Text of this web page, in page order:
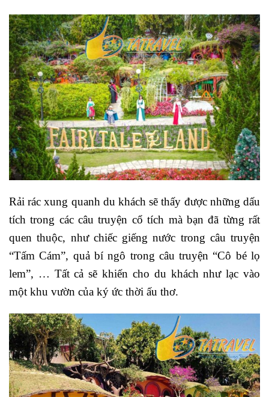
Rải rác xung quanh du khách sẽ thấy được những dấu
tích trong các câu truyện cổ tích mà bạn đã từng rất
quen thuộc, như chiếc giếng nước trong câu truyện
“Tấm Cám”, quả bí ngô trong câu truyện “Cô bé lọ
lem”, … Tất cả sẽ khiến cho du khách như lạc vào
một khu vườn của ký ức thời ấu thơ.